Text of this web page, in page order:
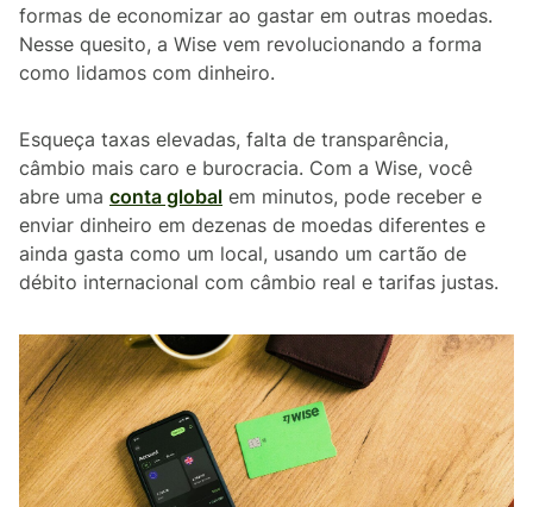
formas de economizar ao gastar em outras moedas.
Nesse quesito, a Wise vem revolucionando a forma
como lidamos com dinheiro.
Esqueça taxas elevadas, falta de transparência,
câmbio mais caro e burocracia. Com a Wise, você
abre uma conta global em minutos, pode receber e
enviar dinheiro em dezenas de moedas diferentes e
ainda gasta como um local, usando um cartão de
débito internacional com câmbio real e tarifas justas.